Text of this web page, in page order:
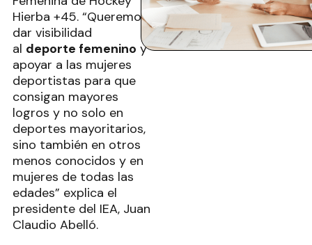
Hierba +45. “Queremos
dar visibilidad
al deporte femenino y
apoyar a las mujeres
deportistas para que
consigan mayores
logros y no solo en
deportes mayoritarios,
sino también en otros
menos conocidos y en
mujeres de todas las
edades” explica el
presidente del IEA, Juan
Claudio Abelló.